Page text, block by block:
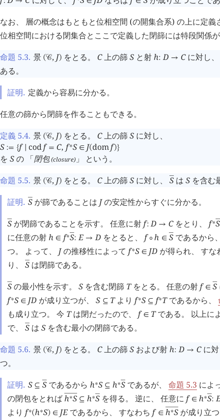
なお、 層の概念はもともと位相空間 (の開集合系) の上に定
位相空間における閉集合とここで定義した閉篩には特段関係
命題 5.3. 景 (󰒚, J) をとる。C上の篩S と射h: D → Cに対し
ある。
証明. 定義から容易に分かる。
任意の篩から閉篩を作ることもできる。
定義 5.4. 景 (󰒚, J) をとる。C上の篩S に対し、
S := {f codf = C, f∗S ∈ J(domf)}
を Sの 「閉包(closure) 」 という。
命題 5.5. 景 (󰒚, J) をとる。C上の篩S に対し、S はS を含む
証明. S が篩であることは Jの安定性からすぐに分かる。
S が閉篩であることを示す。 任意に射f: D → Cをとり、 f∗S
に任意の射h ∈ f∗S: E → D をとると、 f ∘ h ∈ S であるから
つ。 よって、 Jの推移性によって f∗S ∈ JD が得られ、 す
り、 S は閉篩である。
Sの最小性を示す。 S を含む閉篩 Tをとる。 任意の射f ∈ S
f∗S ∈ JD が成り立つが、S ⊆ Tよりf∗S ⊆ f∗Tであるから、
も成り立つ。 今 Tは閉だったので、 f ∈ Tである。 以上に
で、 S は S を含む最小の閉篩である。
命題 5.6. 景 (󰒚, J) をとる。C上の篩S および射h: D → Cに
つ。
証明. S ⊆ Sであるから h∗S ⊆ h∗Sであるが、 命題 5.3 によ
の閉包をとればh∗S ⊆ h∗Sを得る。 逆に、 任意に f ∈ h∗S:
より f∗(h∗S) ∈ JE であるから、 すなわちf ∈ h∗Sが成り立